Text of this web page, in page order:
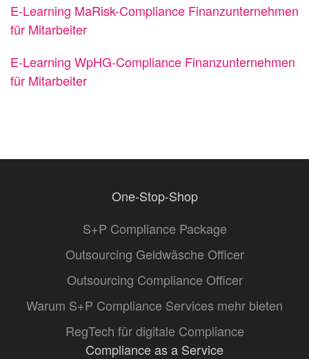
E-Learning MaRisk-Compliance Finanzunternehmen
für Mitarbeiter
E-Learning WpHG-Compliance Finanzunternehmen
für Mitarbeiter
One-Stop-Shop
S+P Compliance Package
Outsourcing Geldwäsche Officer
Outsourcing Compliance Officer
Warum S+P Compliance Services mehr bieten
RegTech für digitale Compliance
Compliance as a Service